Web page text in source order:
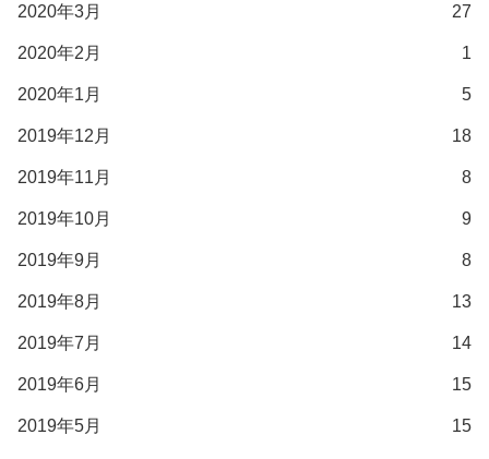
2020年3月 27
2020年2月 1
2020年1月 5
2019年12月 18
2019年11月 8
2019年10月 9
2019年9月 8
2019年8月 13
2019年7月 14
2019年6月 15
2019年5月 15